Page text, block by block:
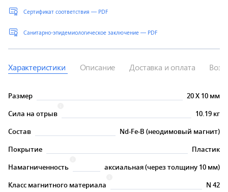
Сертификат соответствия — PDF
Санитарно-эпидемиологическое заключение — PDF
Характеристики Описание Доставка и оплата
Размер 20X 10 мм
Сила на отрыв
10.19 кг
Состав
Nd-Fe-B (неодимовый магнит)
Покрытие
Пластик
Намагниченность
аксиальная (через толщину 10 мм)
Класс магнитного материала
N 42